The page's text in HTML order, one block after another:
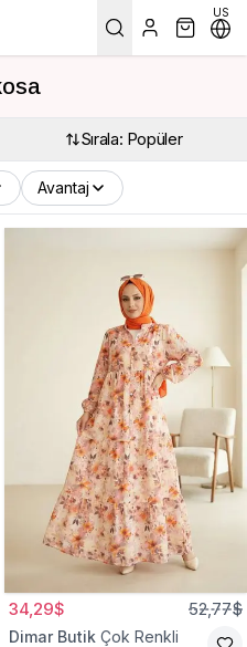
US
Sırala: Popüler
Avantaj
34,29$ 52,77$
Dimar Butik Çok Renkli